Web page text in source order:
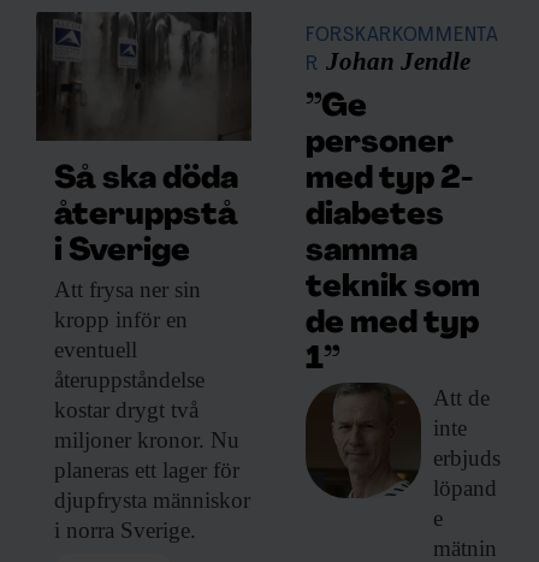
Så ska döda
återuppstå
i Sverige
Att frysa ner sin
kropp inför en
eventuell
återuppståndelse
kostar drygt två
miljoner kronor. Nu
planeras ett lager för
djupfrysta människor
i norra Sverige.
FORSKARKOMMENTA
R Johan Jendle
”Ge
personer
med typ 2-
diabetes
samma
teknik som
de med typ
1”
Att de
inte
erbjuds
löpand
e
mätnin